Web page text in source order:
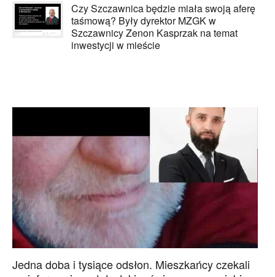
Czy Szczawnica będzie miała swoją aferę
taśmową? Były dyrektor MZGK w
Szczawnicy Zenon Kasprzak na temat
inwestycji w mieście
Jedna doba i tysiące odsłon. Mieszkańcy czekali